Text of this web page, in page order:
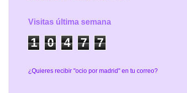
Visitas última semana
1 0 4 7 7
¿Quieres recibir "ocio por madrid" en tu correo?